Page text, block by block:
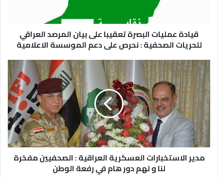
قيادة عمليات البصرة تعقيبا على بيان المرصد العراقي
للحريات الصحفية : نحرص على دعم الموسسة الاعلامية
مدير الاستخبارات العسكرية العراقية : الصحفيين مفخرة
لنا و لهم دور هام في رفعة الوطن